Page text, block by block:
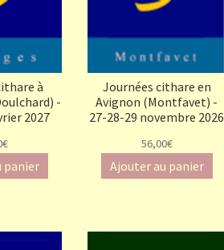
à
-
2027
panier
Journées cithare en
Avignon (Montfavet) -
27-28-29 novembre 2026
56,00€
Ajouter au panier